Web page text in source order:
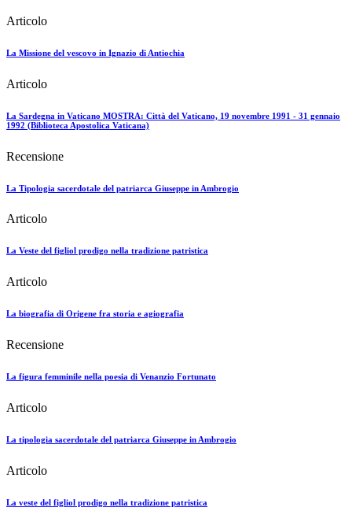
Articolo
La Missione del vescovo in Ignazio di Antiochia
Articolo
La Sardegna in Vaticano MOSTRA: Città del Vaticano, 19 novembre 1991 - 31 gennaio
1992 (Biblioteca Apostolica Vaticana)
Recensione
La Tipologia sacerdotale del patriarca Giuseppe in Ambrogio
Articolo
La Veste del figliol prodigo nella tradizione patristica
Articolo
La biografia di Origene fra storia e agiografia
Recensione
La figura femminile nella poesia di Venanzio Fortunato
Articolo
La tipologia sacerdotale del patriarca Giuseppe in Ambrogio
Articolo
La veste del figliol prodigo nella tradizione patristica